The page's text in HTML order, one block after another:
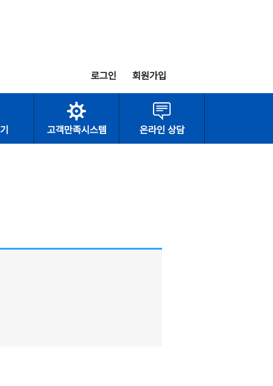
로그인 회원가입
고객만족시스템 온라인 상담